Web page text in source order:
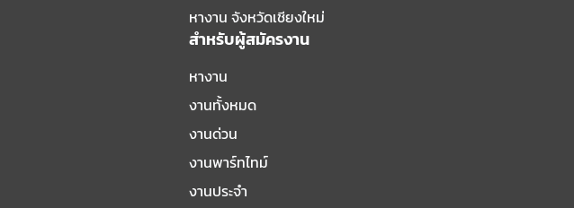
หางาน จังหวัดเชียงใหม่
สำหรับผู้สมัครงาน
หางาน
งานทั้งหมด
งานด่วน
งานพาร์ทไทม์
งานประจำ